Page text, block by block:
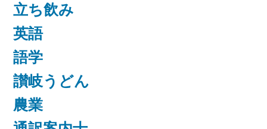
立ち飲み
英語
語学
讃岐うどん
農業